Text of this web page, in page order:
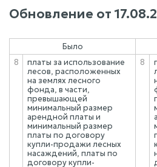
Обновление от
Было
8
платы за использование
лесов, расположенных
на землях лесного
фонда, в части,
превышающей
минимальный размер
арендной платы и
минимальный размер
платы по договору
купли-продажи лесных
насаждений, платы по
договору купли-
8